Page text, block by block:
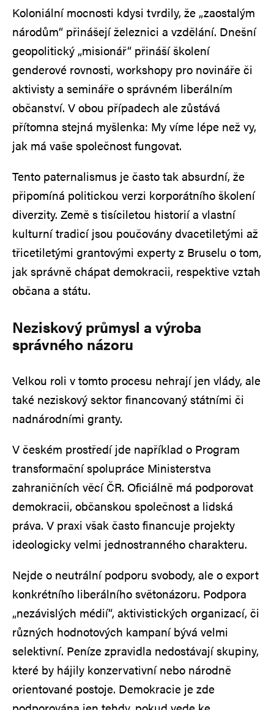
Koloniální mocnosti kdysi tvrdily, že „zaostalým
národům“ přinášejí železnici a vzdělání. Dnešní
geopolitický „misionář“ přináší školení
genderové rovnosti, workshopy pro novináře či
aktivisty a semináře o správném liberálním
občanství. V obou případech ale zůstává
přítomna stejná myšlenka: My víme lépe než vy,
jak má vaše společnost fungovat.
Tento paternalismus je často tak absurdní, že
připomíná politickou verzi korporátního školení
diverzity. Země s tisíciletou historií a vlastní
kulturní tradicí jsou poučovány dvacetiletými až
třicetiletými grantovými experty z Bruselu o tom,
jak správně chápat demokracii, respektive vztah
občana a státu.
Neziskový průmysl a výroba
správného názoru
Velkou roli v tomto procesu nehrají jen vlády, ale
také neziskový sektor financovaný státními či
nadnárodními granty.
V českém prostředí jde například o Program
transformační spolupráce Ministerstva
zahraničních věcí ČR. Oficiálně má podporovat
demokracii, občanskou společnost a lidská
práva. V praxi však často financuje projekty
ideologicky velmi jednostranného charakteru.
Nejde o neutrální podporu svobody, ale o export
konkrétního liberálního světonázoru. Podpora
„nezávislých médií“, aktivistických organizací, či
různých hodnotových kampaní bývá velmi
selektivní. Peníze zpravidla nedostávají skupiny,
které by hájily konzervativní nebo národně
orientované postoje. Demokracie je zde